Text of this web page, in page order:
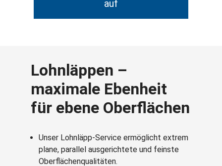
auf
Lohnläppen –
maximale Ebenheit
für ebene Oberflächen
Unser Lohnläpp‑Service ermöglicht extrem
plane, parallel ausgerichtete und feinste
Oberflächenqualitäten.